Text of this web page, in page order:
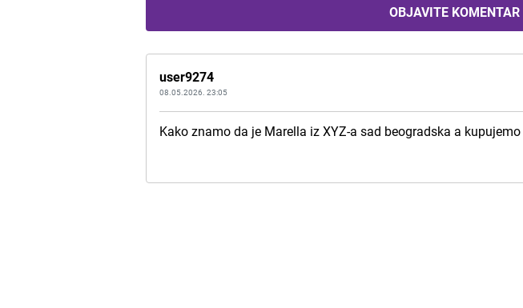
OBJAVITE KOMENTAR
user9274
08.05.2026. 23:05
Kako znamo da je Marella iz XYZ-a sad beogradska a